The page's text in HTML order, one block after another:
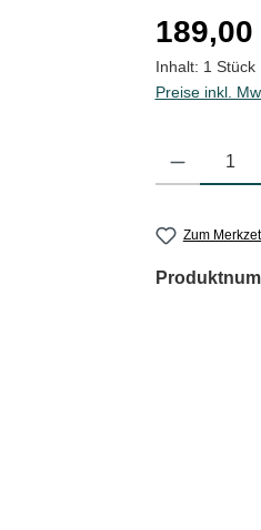
Regulärer
189,00
Inhalt: 1 Stück
Preise inkl.
Produkt
Zum